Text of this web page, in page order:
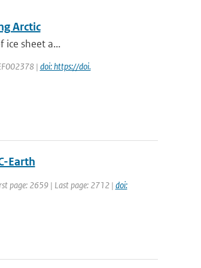
Arctic
ice sheet a...
| doi: https://doi.
Earth
page: 2659 | Last page: 2712 | doi: